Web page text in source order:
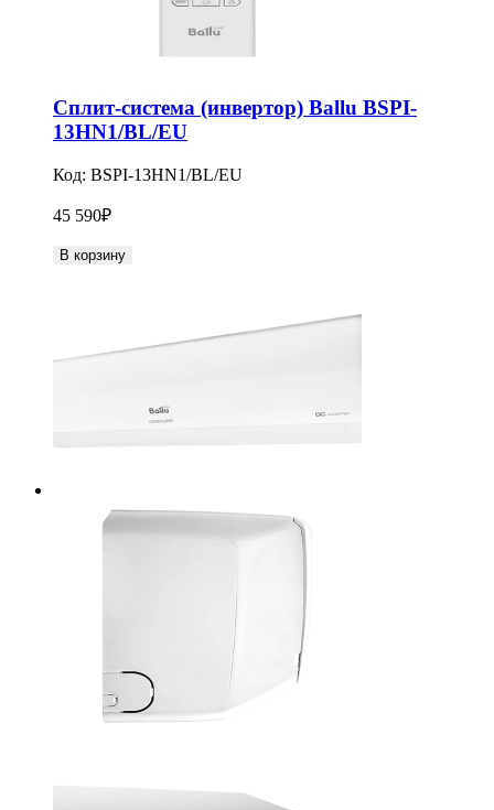
Сплит-система (инвертор) Ballu BSPI-
13HN1/BL/EU
Код: BSPI-13HN1/BL/EU
45 590₽
В корзину